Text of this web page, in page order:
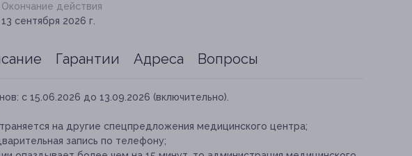
Окончание действия
13 сентября 2026 г.
Гарантии Адреса Вопросы
с 15.06.2026 до 13.09.2026 (включительно).
на другие спецпредложения медицинского центра;
запись по телефону;